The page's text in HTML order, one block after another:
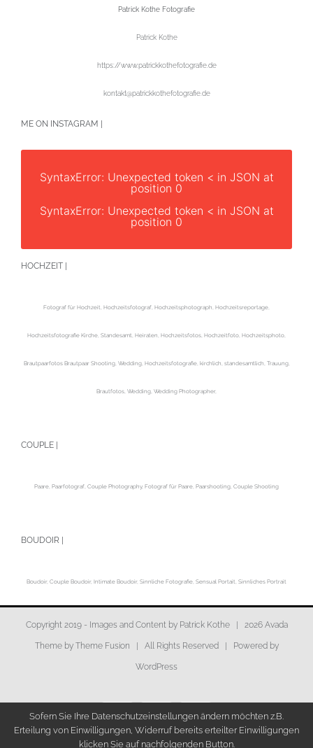
Patrick Kothe Fotografie
Patrick Kothe
https://www.patrickkothefotografie.de
kontakt@patrickkothefotografie.de
ME ON INSTAGRAM |
SyntaxError: Unexpected token < in JSON at
position 0
SyntaxError: Unexpected token < in JSON at
position 0
HOCHZEIT |
Fotograf für Hochzeit, Hochzeitsfotograf, Hochzeitsphotograph, Hochzeitsreportage,
Hochzeitsfotografie Kirche, Standesamt, Heiraten, Hochzeitsfotos, Hochzeitfoto, Hochzeitsphoto,
Brautpaarfotos Brautpaar Shooting, Wedding, Hochzeitsfotografie, kirchlich, standesamtlich, Trauung,
Brautfotos, Wedding, Wedding Photographer,
COUPLE |
Paare, Paarfotograf, Couple Photography, Fotograf für Paare, Paarshooting, Couple Shooting
BOUDOIR |
Boudoir, Couple Boudoir, Intimate Boudoir, Sinnliche Fotografie, Sensual Portait, Sinnliches Portrait
Copyright 2019 - Images and Content by Patrick Kothe | 2026 Avada
Theme by Theme Fusion | All Rights Reserved | Powered by
WordPress
FacebookInstagramFlickr
Sofern Sie Ihre Datenschutzeinstellungen ändern möchten z.B.
Erteilung von Einwilligungen, Widerruf bereits erteilter Einwilligungen
klicken Sie auf nachfolgenden Button.